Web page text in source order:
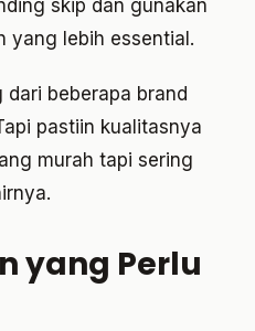
skip dan gunakan
yang lebih essential.
beberapa brand
pastiin kualitasnya
murah tapi sering
yang Perlu